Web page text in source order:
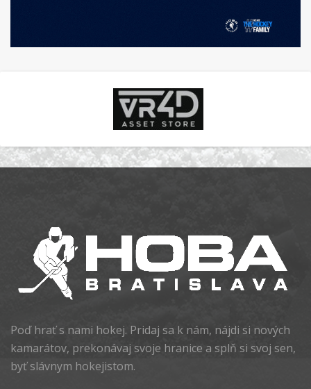
Poď hrať s nami hokej. Pridaj sa k nám, nájdi si nových
kamarátov, prekonávaj svoje hranice a splň si svoj sen,
byť slávnym hokejistom.